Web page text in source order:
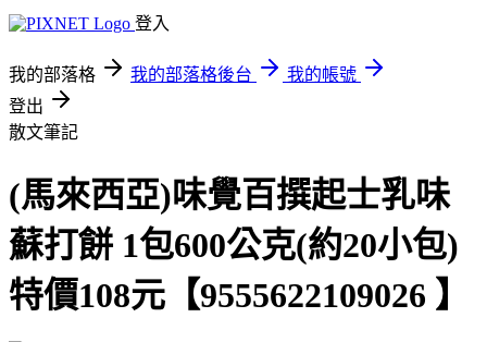
登入
我的部落格 我的部落格後台
我的帳號
登出
散文筆記
(馬來西亞)味覺百撰起士乳味
蘇打餅 1包600公克(約20小包)
特價108元【9555622109026 】